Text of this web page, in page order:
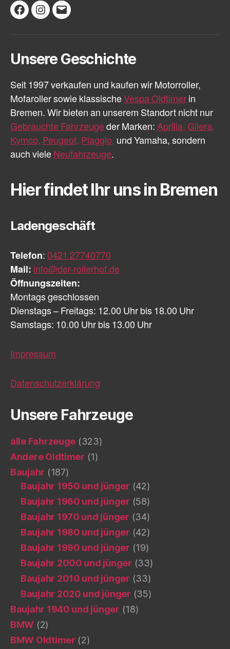
Facebook
Instagram
E-
Unsere Geschichte
Seit 1997 verkaufen und kaufen wir Motorroller,
Mofaroller sowie klassischeVespa Oldtimer in
Bremen. Wir bieten an unserem Standort nicht nur
Gebrauchte Fahrzeugeder Marken: Aprilia, Gilera,
Kymco, Peugeot, Piaggio, und Yamaha, sondern
auch viele Neufahrzeuge.
Hier findet Ihr uns in Bremen
Ladengeschäft
Telefon: 0421 27740770
Mail: info@der-rollerhof.de
Öffnungszeiten:
Montags geschlossen
Dienstags – Freitags: 12.00 Uhr bis 18.00 Uhr
Samstags: 10.00 Uhr bis 13.00 Uhr
Impressum
Datenschutzerklärung
Unsere Fahrzeuge
alle Fahrzeuge (323)
Andere Oldtimer (1)
Baujahr (187)
Baujahr 1950 und jünger (42)
Baujahr 1960 und jünger (58)
Baujahr 1970 und jünger (34)
Baujahr 1980 und jünger (42)
Baujahr 1990 und jünger (19)
Baujahr 2000 und jünger (33)
Baujahr 2010 und jünger (33)
Baujahr 2020 und jünger (35)
Baujahr 1940 und jünger (18)
BMW (2)
BMW Oldtimer (2)